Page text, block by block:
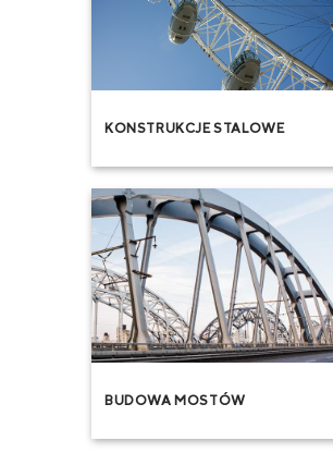
KONSTRUKCJE STALOWE
BUDOWA MOSTÓW